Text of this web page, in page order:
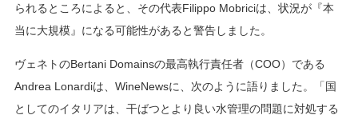
られるところによると、その代表Filippo Mobriciは、状況が『本
当に大規模』になる可能性があると警告しました。
ヴェネトのBertani Domainsの最高執行責任者（COO）である
Andrea Lonardiは、WineNewsに、次のように語りました。「国
としてのイタリアは、干ばつとより良い水管理の問題に対処する